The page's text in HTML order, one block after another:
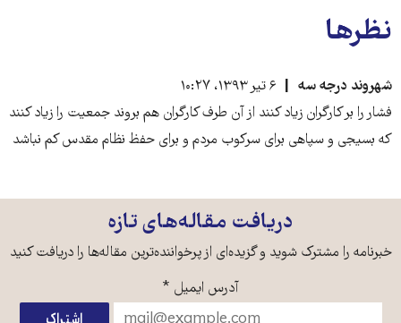
نظرها
شهروند درجه سه
۶ تیر ۱۳۹۳، ۱۰:۲۷
فشار را بر کارگران زیاد کنند از آن طرف کارگران هم بروند جمعیت را زیاد کنند
که بسیجی و سپاهی برای سرکوب مردم و برای حفظ نظام مقدس کم نباشد
دریافت مقاله‌های تازه
خبرنامه را مشترک شوید و گزیده‌ای از پرخواننده‌ترین مقاله‌ها را دریافت کنید
آدرس ایمیل *